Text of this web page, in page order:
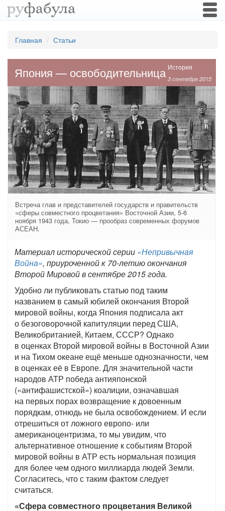
Главная Статьи
История
3 сентября 2015
Япония — освободительница
Встреча глав и представителей государств и правительств
«сферы совместного процветания» Восточной Азии, 5-6
ноября 1943 года, Токио — прообраз современных форумов
АСЕАН.
Материал исторической серии «Непривычная
Война», приуроченной к 70-летию окончания
Второй Мировой в сентябре 2015 года.
Удобно ли публиковать статью под таким
названием в самый юбилей окончания Второй
мировой войны, когда Япония подписала акт
о безоговорочной капитуляции перед США,
Великобританией, Китаем, СССР? Однако
в оценках Второй мировой войны в Восточной Азии
и на Тихом океане ещё меньше однозначности, чем
в оценках её в Европе. Для значительной части
народов АТР победа антияпонской
(«антифашистской») коалиции, означавшая
на первых порах возвращение к довоенным
порядкам, отнюдь не была освобождением. И если
отрешиться от ложного европо- или
американоцентризма, то мы увидим, что
альтернативное отношение к событиям Второй
мировой войны в АТР есть нормальная позиция
для более чем одного миллиарда людей Земли.
Согласитесь, что с таким фактом следует
считаться.
«Сфера совместного процветания Великой